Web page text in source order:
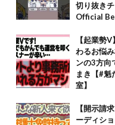
切り抜き
Official
【起業勢
わるお悩
ンの3方向
まき【#魁
室】
【開示請
ーディシ